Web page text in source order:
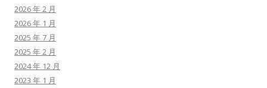
2026 年 2 月
2026 年 1 月
2025 年 7 月
2025 年 2 月
2024 年 12 月
2023 年 1 月